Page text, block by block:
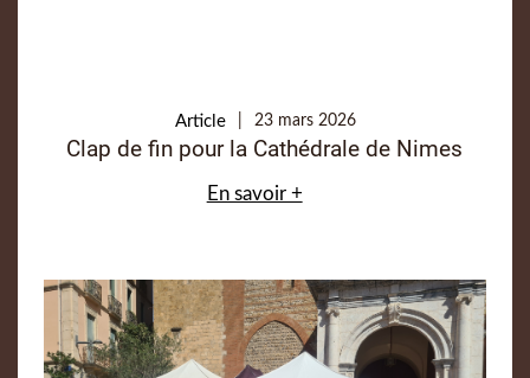
23 mars 2026
Article
Clap de fin pour la Cathédrale de Nimes
En savoir +